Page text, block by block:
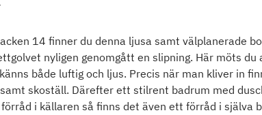
14 finner du denna ljusa samt välplanerade
nyligen genomgått en slipning. Här möts
både luftig och ljus. Precis när man kliver in
skoställ. Därefter ett stilrent badrum med
i källaren så finns det även ett förråd i själva